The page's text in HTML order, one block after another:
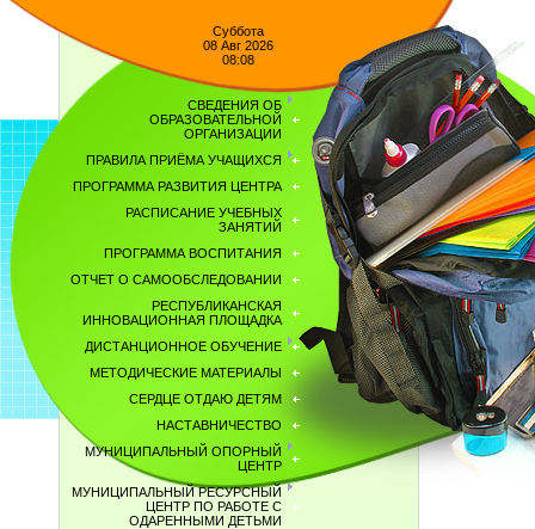
Суббота
08 Авг 2026
08:08
СВЕДЕНИЯ ОБ
ОБРАЗОВАТЕЛЬНОЙ
ОРГАНИЗАЦИИ
ПРАВИЛА ПРИЁМА УЧАЩИХСЯ
ПРОГРАММА РАЗВИТИЯ ЦЕНТРА
РАСПИСАНИЕ УЧЕБНЫХ
ЗАНЯТИЙ
ПРОГРАММА ВОСПИТАНИЯ
ОТЧЕТ О САМООБСЛЕДОВАНИИ
РЕСПУБЛИКАНСКАЯ
ИННОВАЦИОННАЯ ПЛОЩАДКА
ДИСТАНЦИОННОЕ ОБУЧЕНИЕ
МЕТОДИЧЕСКИЕ МАТЕРИАЛЫ
СЕРДЦЕ ОТДАЮ ДЕТЯМ
НАСТАВНИЧЕСТВО
МУНИЦИПАЛЬНЫЙ ОПОРНЫЙ
ЦЕНТР
МУНИЦИПАЛЬНЫЙ РЕСУРСНЫЙ
ЦЕНТР ПО РАБОТЕ С
ОДАРЕННЫМИ ДЕТЬМИ